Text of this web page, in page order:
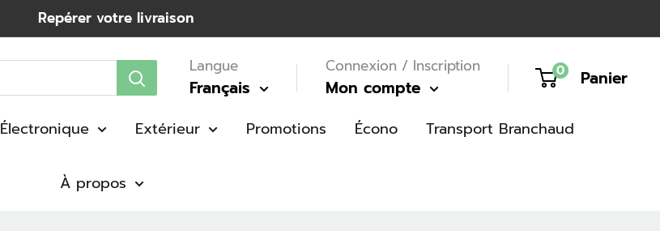
Repérer votre livraison
Langue
Français
Connexion / Inscription
Mon compte
0 Panier
Électronique Extérieur Promotions Écono Transport Branchaud
À propos